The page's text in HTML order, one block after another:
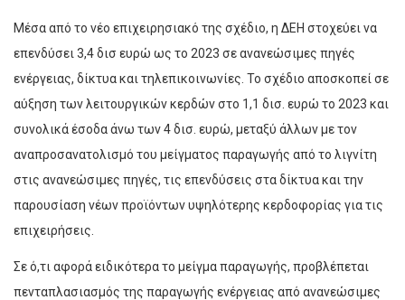
Μέσα από το νέο επιχειρησιακό της σχέδιο, η ΔΕΗ στοχεύει να
επενδύσει 3,4 δισ ευρώ ως το 2023 σε ανανεώσιμες πηγές
ενέργειας, δίκτυα και τηλεπικοινωνίες. Το σχέδιο αποσκοπεί σε
αύξηση των λειτουργικών κερδών στο 1,1 δισ. ευρώ το 2023 και
συνολικά έσοδα άνω των 4 δισ. ευρώ, μεταξύ άλλων με τον
αναπροσανατολισμό του μείγματος παραγωγής από το λιγνίτη
στις ανανεώσιμες πηγές, τις επενδύσεις στα δίκτυα και την
παρουσίαση νέων προϊόντων υψηλότερης κερδοφορίας για τις
επιχειρήσεις.
Σε ό,τι αφορά ειδικότερα το μείγμα παραγωγής, προβλέπεται
πενταπλασιασμός της παραγωγής ενέργειας από ανανεώσιμες